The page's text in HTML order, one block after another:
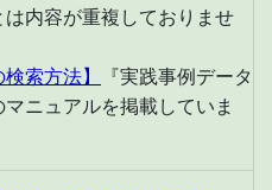
内容が重複しておりませ
索方法】
『実践事例データ
ニュアルを掲載していま